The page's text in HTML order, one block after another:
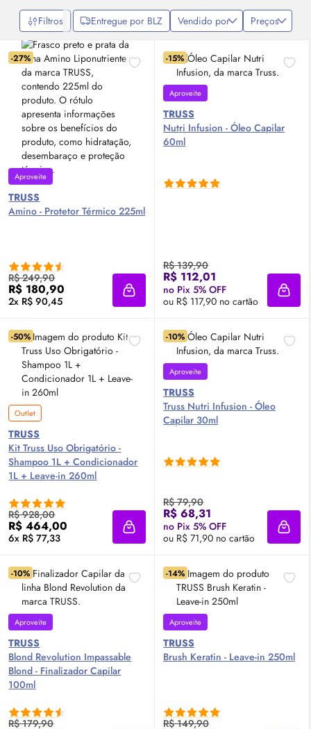
deixando seus fios mais saudáveis e com um brilho radiante.
Experimente e eleve a sua rotina de cuidados capilares a um novo
nível!
Filtros Entregue por BLZ Vendido por Preços
-27%
Aproveite
TRUSS
Amino - Protetor Térmico 225ml
R$ 249,90
R$ 180,90
2x R$ 90,45 Adicionar à sacola
-15%
Aproveite
TRUSS
Nutri Infusion - Óleo Capilar
60ml
R$ 139,90
R$ 112,01
no Pix 5% OFF
ou R$ 117,90 no cartão
-50%
Outlet
TRUSS
Kit Truss Uso Obrigatório -
Shampoo 1L + Condicionador
1L + Leave-in 260ml
R$ 928,00
R$ 464,00
6x R$ 77,33 Adicionar à sacola
-10%
Aproveite
TRUSS
Truss Nutri Infusion - Óleo
Capilar 30ml
R$ 79,90
R$ 68,31
no Pix 5% OFF
ou R$ 71,90 no cartão
-10%
Aproveite
TRUSS
Blond Revolution Impassable
Blond - Finalizador Capilar
100ml
R$ 179,90
-14%
Aproveite
TRUSS
Brush Keratin - Leave-in 250ml
R$ 149,90